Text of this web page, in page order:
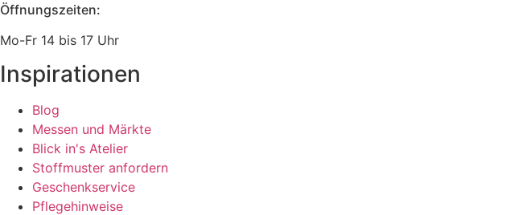
Öffnungszeiten:
Mo-Fr 14 bis 17 Uhr
Inspirationen
Blog
Messen und Märkte
Blick in's Atelier
Stoffmuster anfordern
Geschenkservice
Pflegehinweise